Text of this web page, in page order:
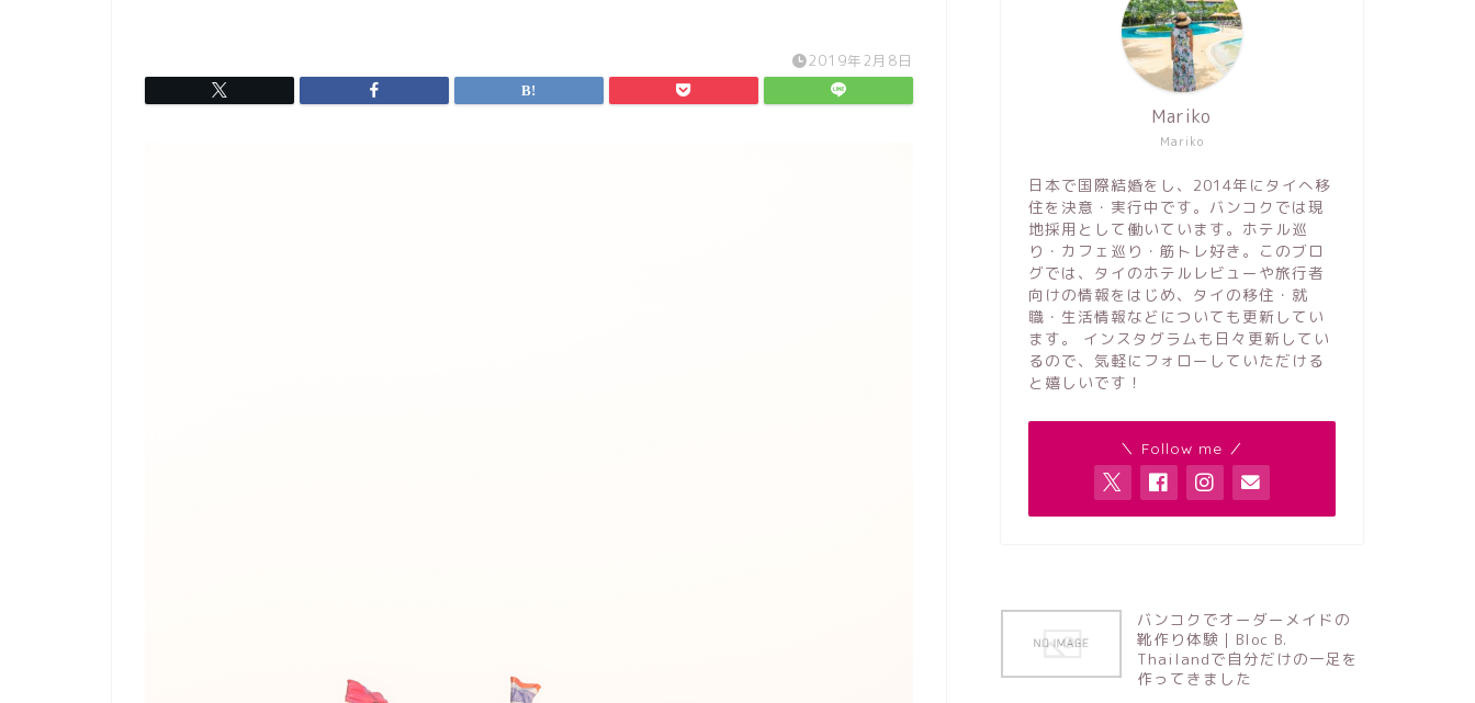
2019年2月8日
Mariko
Mariko
日本で国際結婚をし、2014年にタイへ移
住を決意・実行中です。バンコクでは現
地採用として働いています。ホテル巡
り・カフェ巡り・筋トレ好き。このブロ
グでは、タイのホテルレビューや旅行者
向けの情報をはじめ、タイの移住・就
職・生活情報などについても更新してい
ます。 インスタグラムも日々更新してい
るので、気軽にフォローしていただける
と嬉しいです！
＼ Follow me ／
バンコクでオーダーメイドの
靴作り体験｜Bloc B.
Thailandで自分だけの一足を
作ってきました